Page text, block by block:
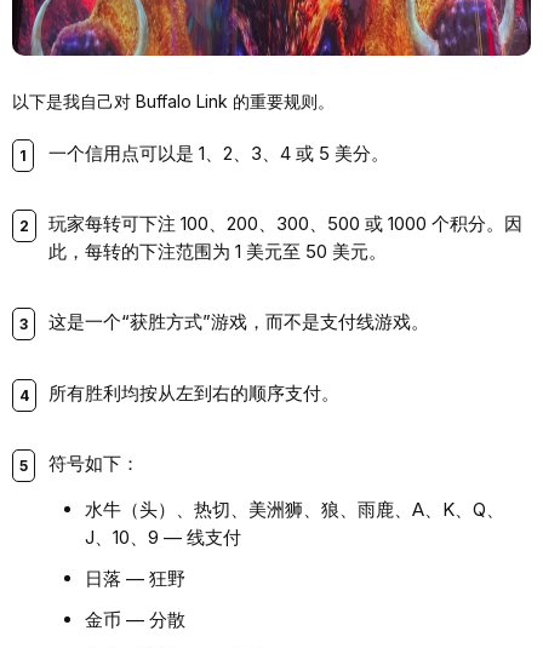
以下是我自己对 Buffalo Link 的重要规则。
一个信用点可以是 1、2、3、4 或 5 美分。
玩家每转可下注 100、200、300、500 或 1000 个积分。因
此，每转的下注范围为 1 美元至 50 美元。
这是一个“获胜方式”游戏，而不是支付线游戏。
所有胜利均按从左到右的顺序支付。
符号如下：
水牛（头）、热切、美洲狮、狼、雨鹿、A、K、Q、
J、10、9 — 线支付
日落 — 狂野
金币 — 分散